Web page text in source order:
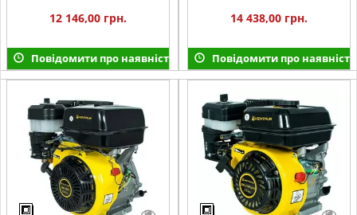
12 146,00 грн.
Повідомити про наявність
14 438,00 грн.
Повідомити про наявність